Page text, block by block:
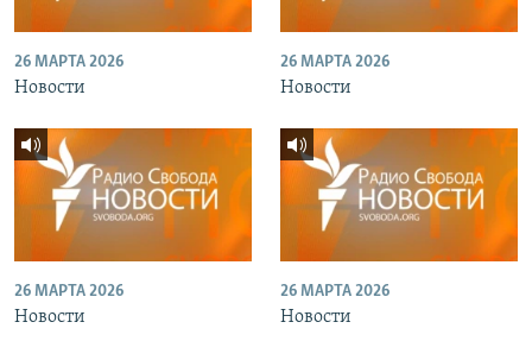
26 МАРТА 2026
Новости
26 МАРТА 2026
Новости
26 МАРТА 2026
Новости
26 МАРТА 2026
Новости